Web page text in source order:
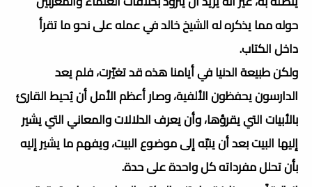
حوله مما يذكره له الشيخ خالد في عمله على نحو ما تقرأ
داخل الكتاب.
ولكن طبيعة الدنيا في أيامنا هذه قد تغيّرت، فلم يعد
الدارسون يحفظون الألفية، وصار أعظم الأمل أن يُحيط القارئ
بالأبيات التي يقرؤها، وأن يعرف الدلالات والمعاني التي يشير
إليها البيت بعد أن ينبّه إلى موضوع البيت، ويفهم ما يشير إليه
بأن تحلل مفرداته كل واحدة على حدة.